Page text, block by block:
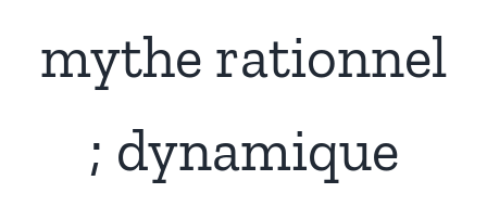
mythe rationnel
; dynamique